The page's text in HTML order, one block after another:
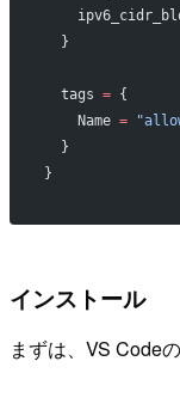
  }
  tags
= {
    Name
=
  }
}
インストール
まずは、VS Code